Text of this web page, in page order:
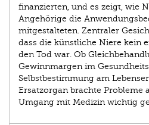
finanzierten, und es zeigt, wie
Angehörige die
mitgestalteten. ­Zentraler
dass die künstliche Niere kein
den Tod war. Ob
Gewinnmargen im
Selbstbestimmung am
Ersatzorgan brachte Probleme
Umgang mit Medizin wichtig